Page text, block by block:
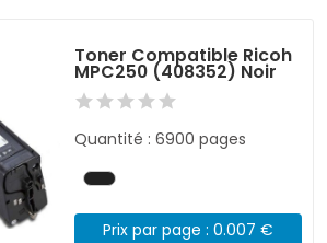
Toner Compatible Ricoh
MPC250 (408352) Noir
Quantité : 6900 pages
Prix par page : 0.007 €